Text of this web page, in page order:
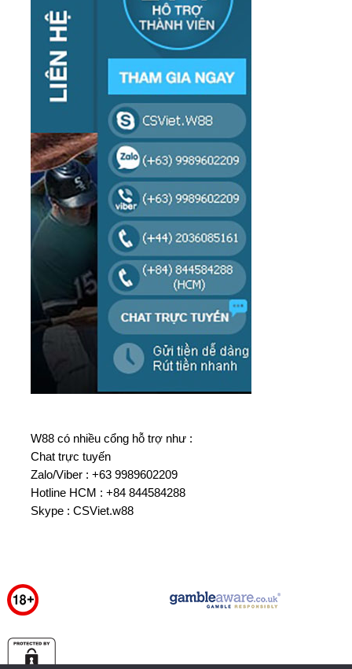
W88 có nhiều cổng hỗ trợ như :
Chat trực tuyến
Zalo/Viber : +63 9989602209
Hotline HCM : +84 844584288
Skype : CSViet.w88